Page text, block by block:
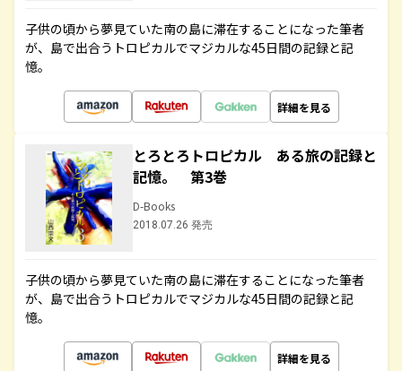
子供の頃から夢見ていた南の島に滞在することになった筆者
が、島で出合うトロピカルでマジカルな45日間の記録と記
憶。
詳細を見る
とろとろトロピカル ある旅の記録と
記憶。 第3巻
D-Books
2018.07.26 発売
子供の頃から夢見ていた南の島に滞在することになった筆者
が、島で出合うトロピカルでマジカルな45日間の記録と記
憶。
詳細を見る